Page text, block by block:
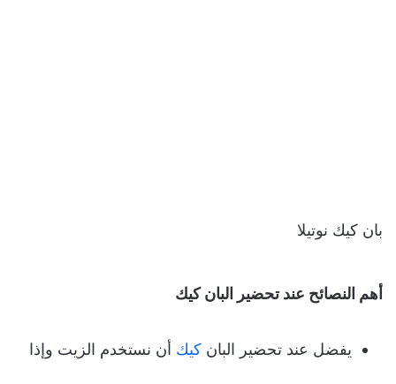
بان كيك نوتيلا
أهم النصائح عند تحضير البان كيك
يفضل عند تحضير البان كيك أن نستخدم الزيت وإذا